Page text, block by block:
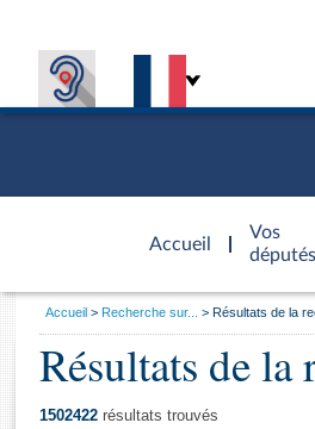
Accueil
d'accueil
Vos
députés
Général
Vous
Accueil Recherche sur... Résultats de la
Résultats de la
1502422 résultats trouvés